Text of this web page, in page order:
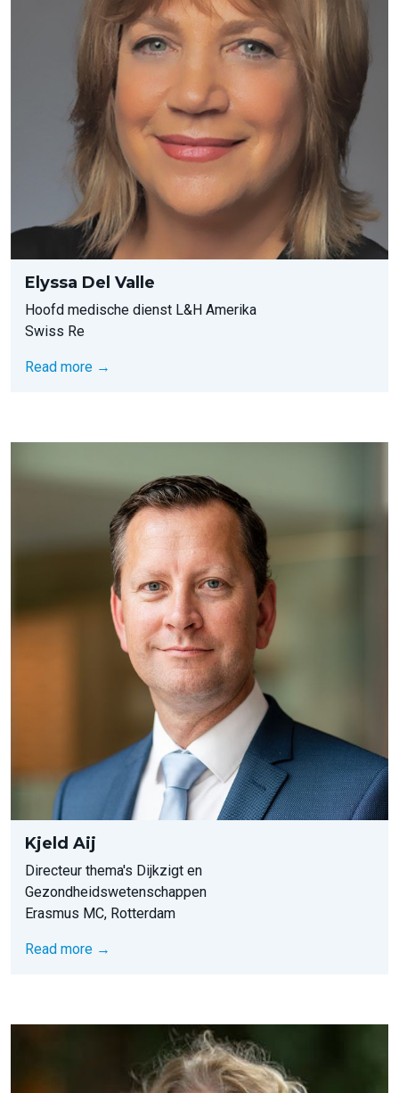
Elyssa Del Valle
Hoofd medische dienst L&H Amerika
Swiss Re
Read more →
Kjeld Aij
Directeur thema's Dijkzigt en
Gezondheidswetenschappen
Erasmus MC, Rotterdam
Read more →